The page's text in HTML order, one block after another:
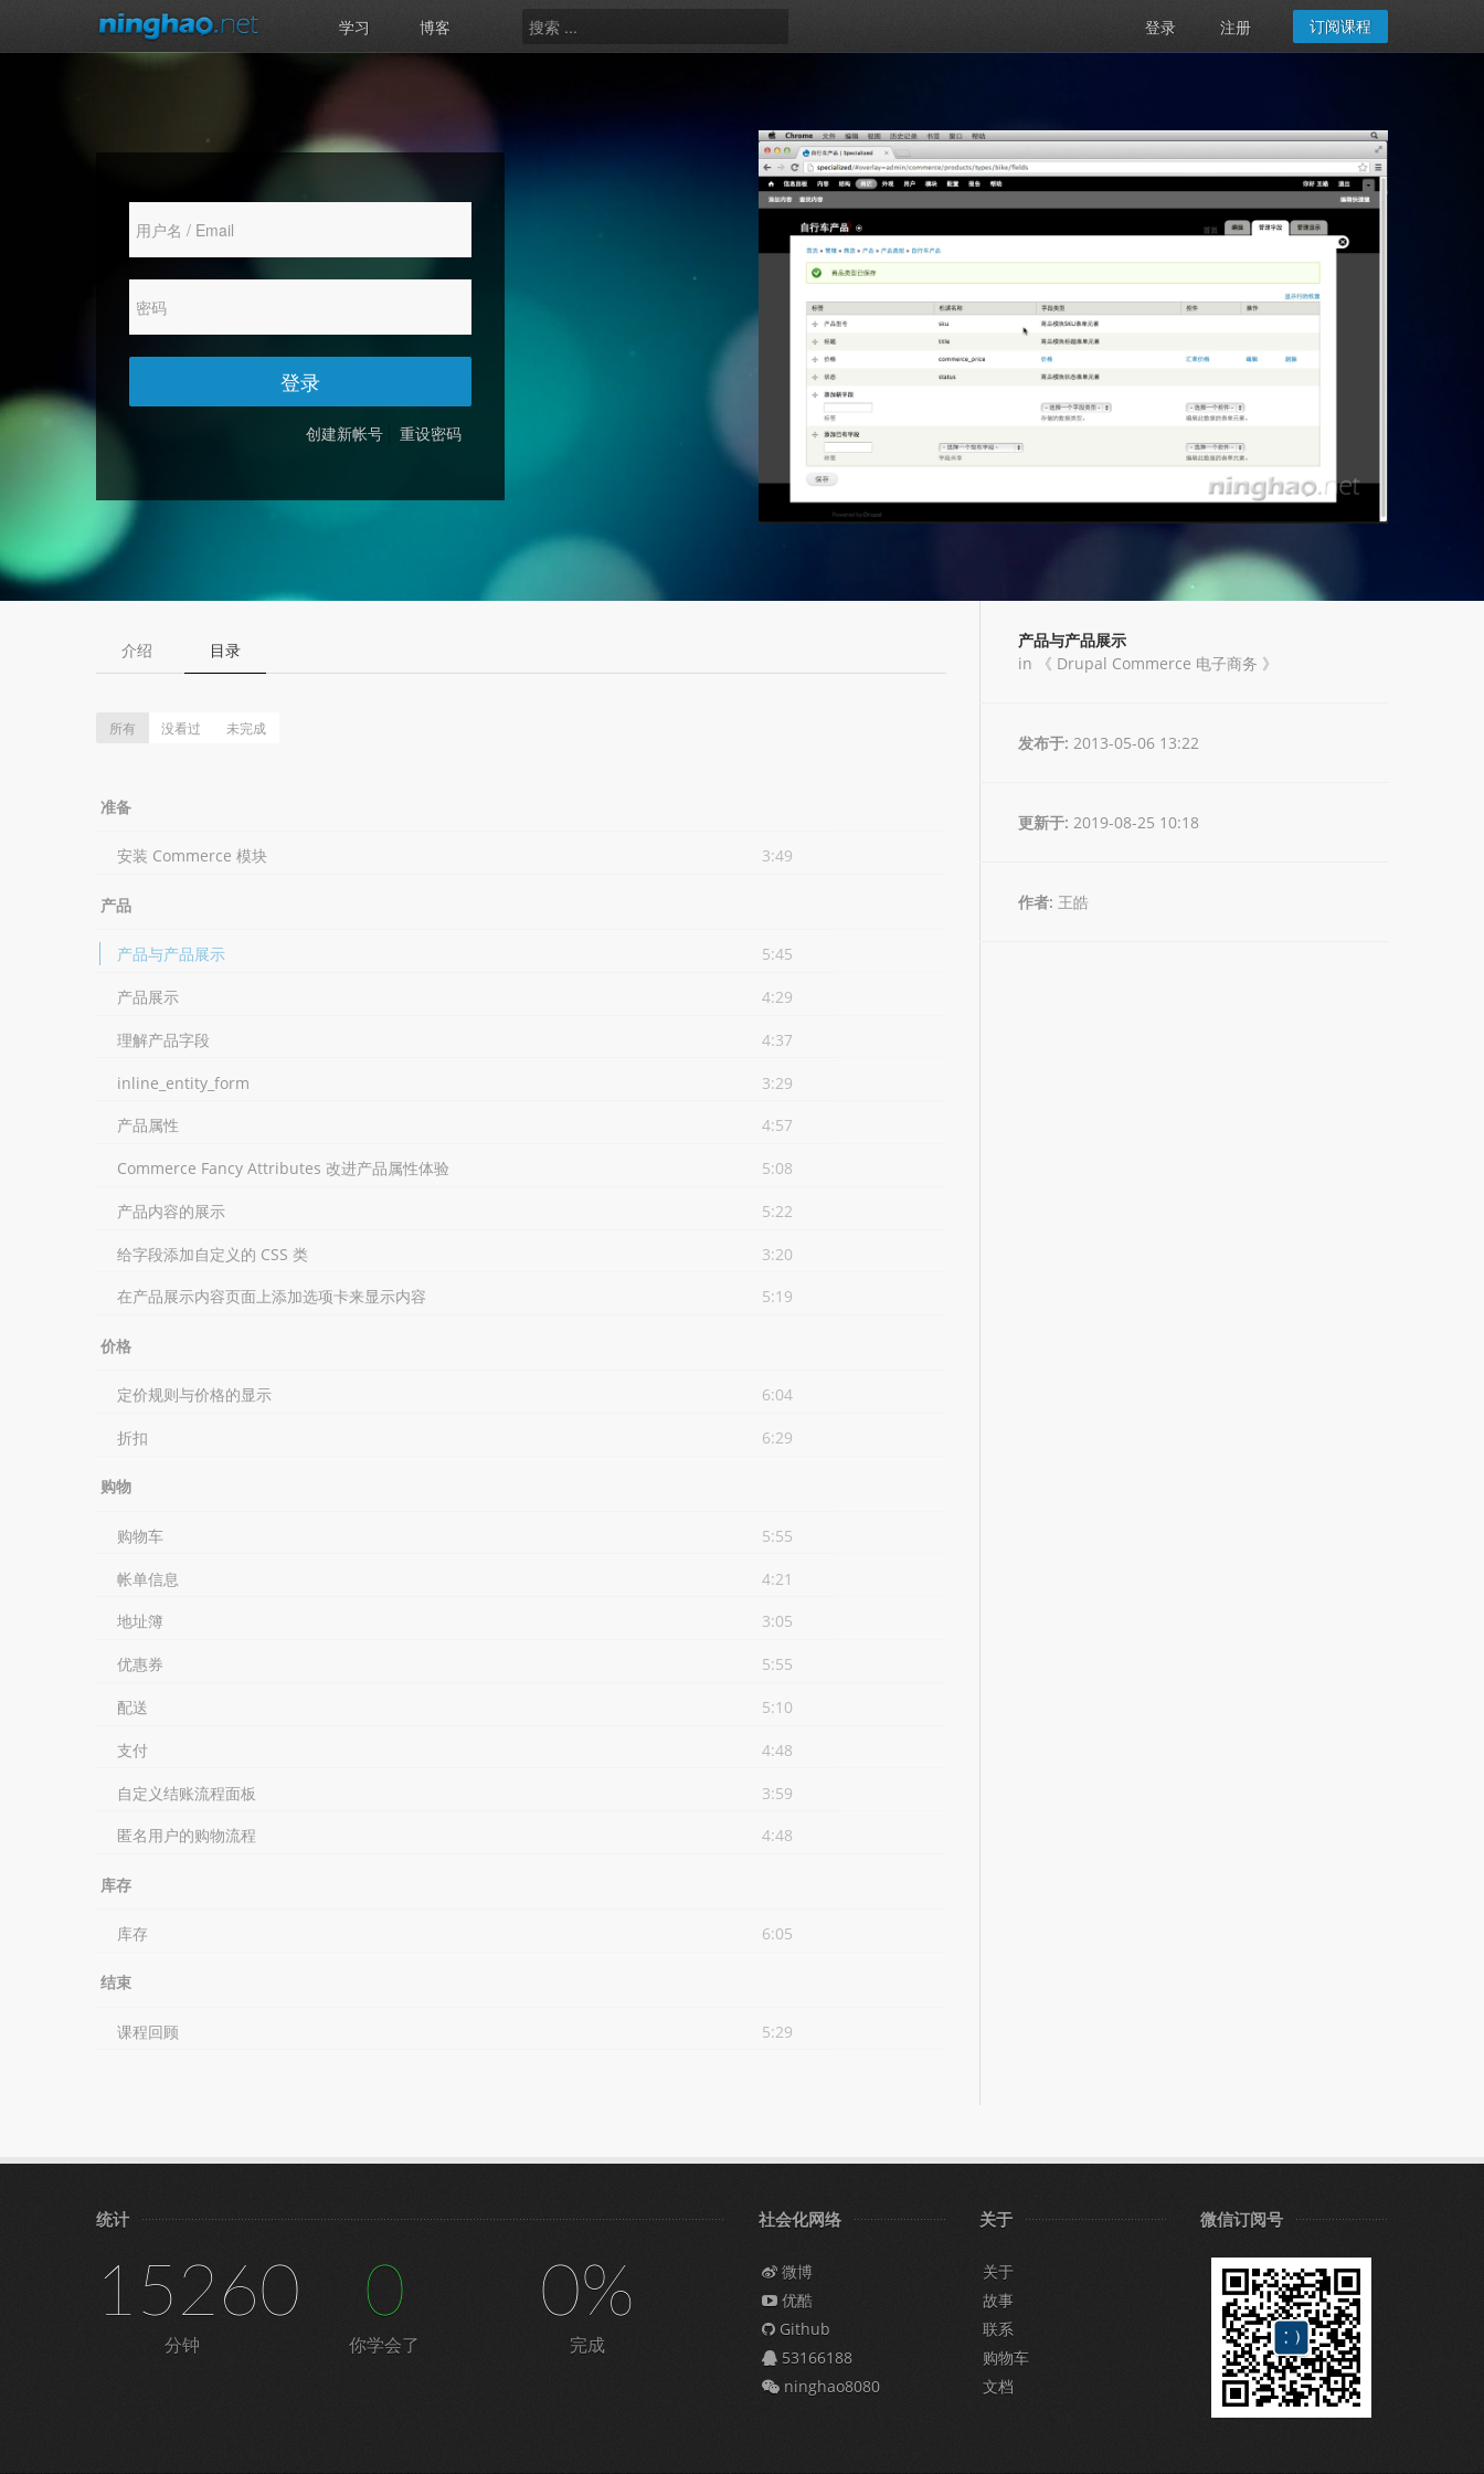
学习 博客 登录 注册 订阅课程
创建新帐号 重设密码
登录
介绍 目录
所有 没看过 未完成
准备
安装 Commerce 模块 3:49
产品
产品与产品展示 5:45
产品展示 4:29
理解产品字段 4:37
inline_entity_form 3:29
产品属性 4:57
Commerce Fancy Attributes 改进产品属性体验 5:08
产品内容的展示 5:22
给字段添加自定义的 CSS 类 3:20
在产品展示内容页面上添加选项卡来显示内容 5:19
价格
定价规则与价格的显示 6:04
折扣 6:29
购物
购物车 5:55
帐单信息 4:21
地址簿 3:05
优惠券 5:55
配送 5:10
支付 4:48
自定义结账流程面板 3:59
匿名用户的购物流程 4:48
库存
库存 6:05
结束
课程回顾 5:29
产品与产品展示
in 《 Drupal Commerce 电子商务 》
发布于: 2013-05-06 13:22
更新于: 2019-08-25 10:18
作者: 王皓
统计
15260
分钟
0
你学会了
0%
完成
社会化网络
微博
优酷
Github
53166188
ninghao8080
关于
关于
故事
联系
购物车
文档
微信订阅号